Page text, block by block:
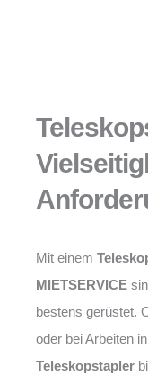
Mit einem
MIETSERVICE
bestens gerüstet.
oder bei Arbeiten
Teleskopstapler